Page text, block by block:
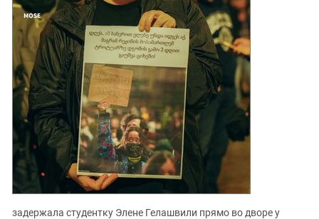
задержала студентку Элене Гелашвили прямо во дворе у